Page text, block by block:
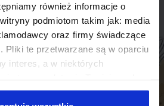
również informacje o
podmiotom takim jak: media
oraz firmy świadczące
Pliki te przetwarzane są w oparciu
interes, a w niektórych
dostarczane i przetwarzane są